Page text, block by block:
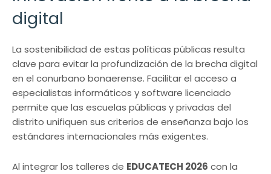
digital
La sostenibilidad de estas políticas públicas resulta
clave para evitar la profundización de la brecha digital
en el conurbano bonaerense. Facilitar el acceso a
especialistas informáticos y software licenciado
permite que las escuelas públicas y privadas del
distrito unifiquen sus criterios de enseñanza bajo los
estándares internacionales más exigentes.
Al integrar los talleres de EDUCATECH 2026 con la